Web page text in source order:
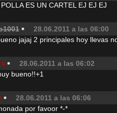
POLLA ES UN CARTEL EJ EJ EJ
28.06.2011 a las 06:00
jajaj 2 principales hoy llevas
28.06.2011 a las 06:02
bueno!!+1
28.06.2011 a las 06:06
por favoor *-*